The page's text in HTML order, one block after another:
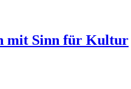
mit Sinn für Kultur